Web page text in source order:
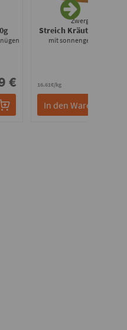
€
Zwergenwiese
Streich Kräuter Tomate
mit sonnengereiften
16.61€/kg
In den Warenkorb